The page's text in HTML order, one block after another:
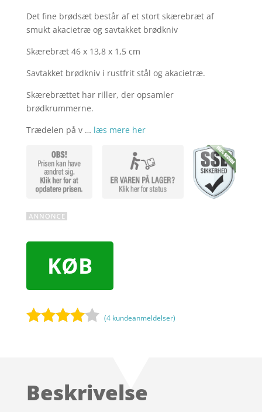
Det fine brødsæt består af et stort skærebræt af
smukt akacietræ og savtakket brødkniv
Skærebræt 46 x 13,8 x 1,5 cm
Savtakket brødkniv i rustfrit stål og akacietræ.
Skærebrættet har riller, der opsamler
brødkrummerne.
Trædelen på v … læs mere her
KØB
på
(4 kundeanmeldelser)
Beskrivelse